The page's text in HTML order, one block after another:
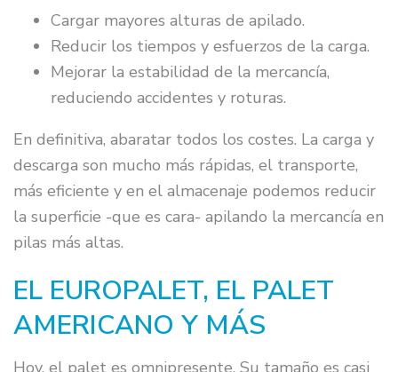
Cargar mayores alturas de apilado.
Reducir los tiempos y esfuerzos de la carga.
Mejorar la estabilidad de la mercancía,
reduciendo accidentes y roturas.
En definitiva, abaratar todos los costes. La carga y
descarga son mucho más rápidas, el transporte,
más eficiente y en el almacenaje podemos reducir
la superficie -que es cara- apilando la mercancía en
pilas más altas.
EL EUROPALET, EL PALET
AMERICANO Y MÁS
Hoy, el palet es omnipresente. Su tamaño es casi